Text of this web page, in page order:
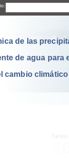
de las
de agua para
cambio climático